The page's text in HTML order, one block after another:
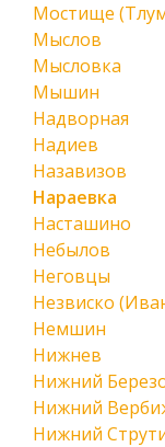
Мостище
Мыслов
Мысловка
Мышин
Надворная
Надиев
Назавизов
Нараевка
Насташино
Небылов
Неговцы
Незвиско
Немшин
Нижнев
Нижний
Нижний
Нижний